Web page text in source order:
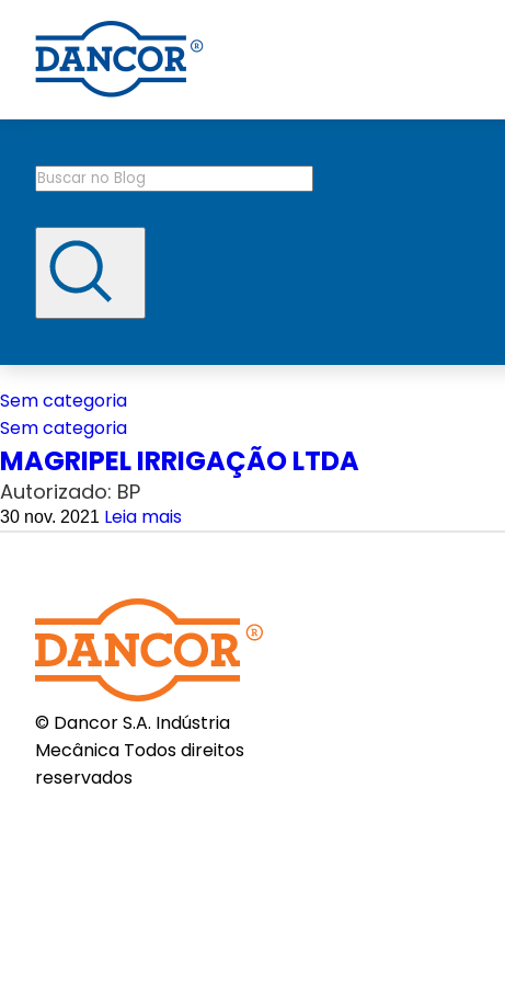
Sem categoria
Sem categoria
MAGRIPEL IRRIGAÇÃO LTDA
Autorizado: BP
30 nov. 2021 Leia mais
© Dancor S.A. Indústria
Mecânica Todos direitos
reservados